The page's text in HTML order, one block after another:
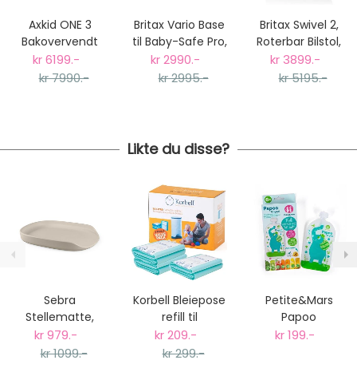
Axkid ONE 3
Bakovervendt
Bilstol, Coastal
Storm Black
kr 6199.-
kr 7990.-
Britax Vario Base
til Baby-Safe Pro,
Core og Dualfix
5Z
kr 2990.-
kr 2995.-
Britax Swivel 2,
Roterbar Bilstol,
Space Black
kr 3899.-
kr 5195.-
Likte du disse?
Sebra
Stellematte,
Seabreeze Beige,
PUR
kr 979.-
kr 1099.-
Korbell Bleiepose
refill til
Bleiebøtte, 3-
pack
kr 209.-
kr 299.-
Petite&Mars
Papoo
Gjenbrukbare
kr 199.-